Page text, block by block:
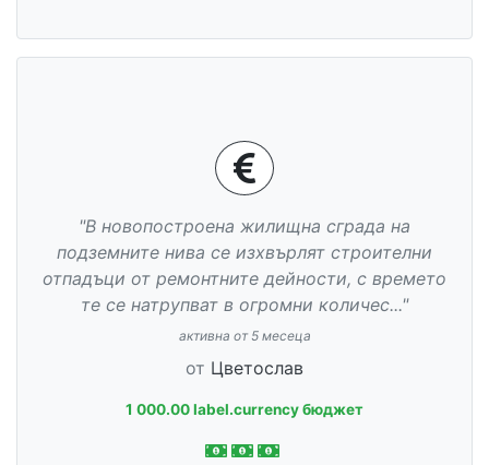
"В новопостроена жилищна сграда на
подземните нива се изхвърлят строителни
отпадъци от ремонтните дейности, с времето
те се натрупват в огромни количес..."
активна от 5 месеца
от Цветослав
1 000.00 label.currency бюджет